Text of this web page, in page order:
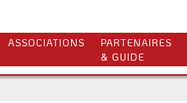
ASSOCIATIONS
PARTENAIRES
& GUIDE